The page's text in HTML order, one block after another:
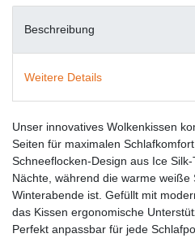
Beschreibung
Weitere Details
Unser innovatives Wolkenkissen
Seiten für maximalen
Schneeflocken-Design aus Ice
Nächte, während die warme weiße
Winterabende ist. Gefüllt mit
das Kissen ergonomische
Perfekt anpassbar für jede